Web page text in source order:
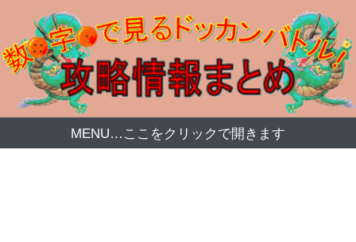
MENU…ここをクリックで開きます